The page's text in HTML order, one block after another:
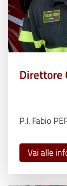
Direttore
P.I. Fabio
Vai alle